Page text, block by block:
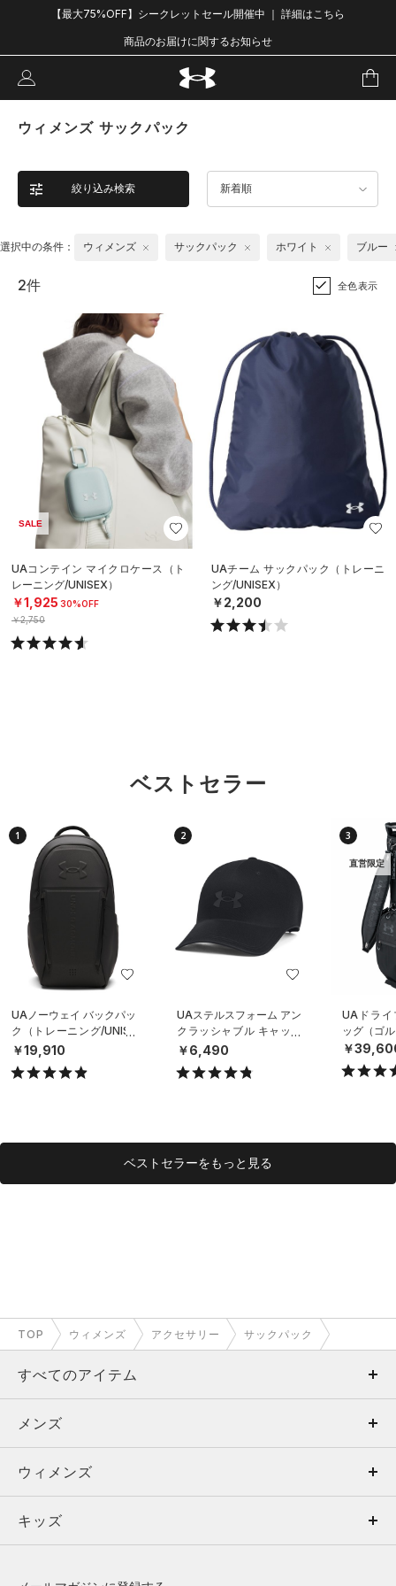
【最大75%OFF】シークレットセール開催中 ｜ 詳細はこちら
商品のお届けに関するお知らせ
ウィメンズ サックパック
絞り込み検索 新着順
選択中の条件： ウィメンズ サックパック ホワイト ブルー
2件 全色表示
SALE
UAコンテイン マイクロケース（ト
レーニング/UNISEX）
￥1,925 30%OFF
￥2,750
UAチーム サックパック（トレーニ
ング/UNISEX）
￥2,200
ベストセラー
1
UAノーウェイ バックパッ
ク（トレーニング/UNISE
X）
￥19,910
2
UAステルスフォーム アン
クラッシャブル キャップ
（ライフスタイル/UNISE
X）
￥6,490
3
直営限定
UAドライ
ッグ（ゴ
￥
ベストセラーをもっと見る
TOP ウィメンズ アクセサリー サックパック
すべてのアイテム
メンズ
ウィメンズ
キッズ
メンズ
トップス
ボトムス
ウィメンズ
トップス
キッズ